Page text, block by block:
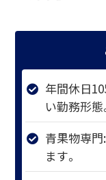
年間休日
い勤務形態
青果物専
ます。